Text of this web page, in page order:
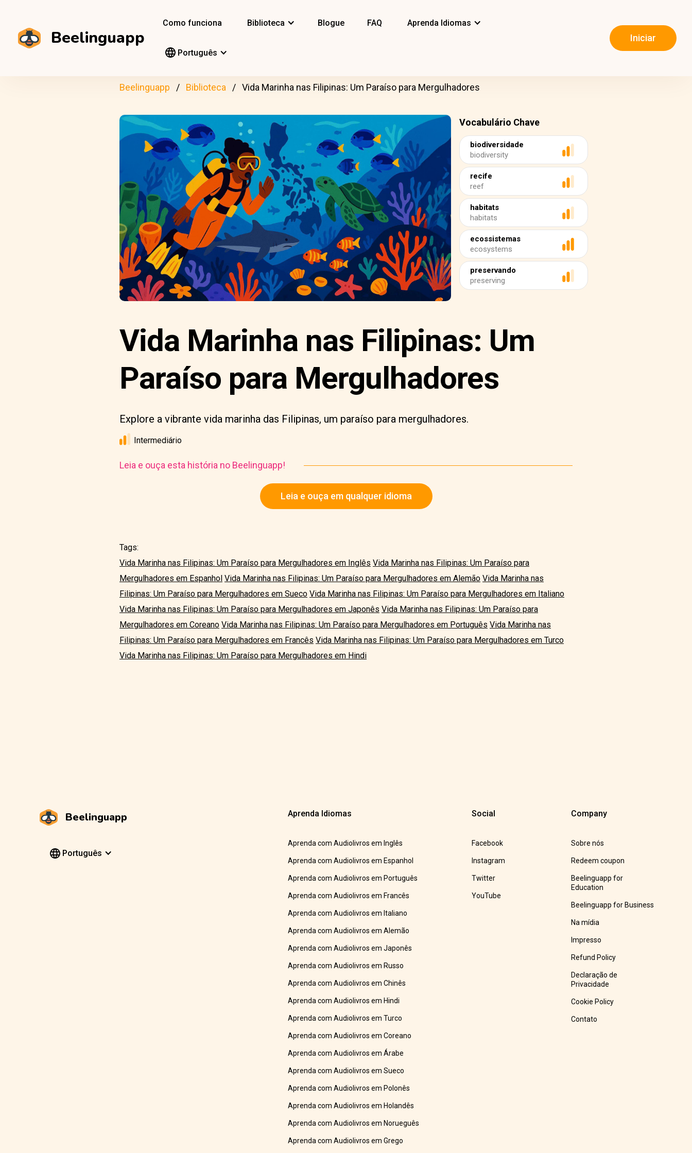
Beelinguapp
Como funciona Biblioteca Blogue FAQ Aprenda Idiomas
Português
Iniciar
Beelinguapp Biblioteca Vida Marinha nas Filipinas: Um Paraíso para Mergulhadores
Vocabulário Chave
biodiversidade
biodiversity
recife
reef
habitats
habitats
ecossistemas
ecosystems
preservando
preserving
Vida Marinha nas Filipinas: Um
Paraíso para Mergulhadores
Explore a vibrante vida marinha das Filipinas, um paraíso para mergulhadores.
Intermediário
Leia e ouça esta história no Beelinguapp!
Leia e ouça em qualquer idioma
Tags:
Vida Marinha nas Filipinas: Um Paraíso para Mergulhadores em Inglês Vida Marinha nas Filipinas: Um Paraíso para
Mergulhadores em Espanhol Vida Marinha nas Filipinas: Um Paraíso para Mergulhadores em Alemão Vida Marinha nas
Filipinas: Um Paraíso para Mergulhadores em Sueco Vida Marinha nas Filipinas: Um Paraíso para Mergulhadores em Italiano
Vida Marinha nas Filipinas: Um Paraíso para Mergulhadores em Japonês Vida Marinha nas Filipinas: Um Paraíso para
Mergulhadores em Coreano Vida Marinha nas Filipinas: Um Paraíso para Mergulhadores em Português Vida Marinha nas
Filipinas: Um Paraíso para Mergulhadores em Francês Vida Marinha nas Filipinas: Um Paraíso para Mergulhadores em Turco
Vida Marinha nas Filipinas: Um Paraíso para Mergulhadores em Hindi
Beelinguapp
Português
Aprenda Idiomas
Aprenda com Audiolivros em Inglês
Aprenda com Audiolivros em Espanhol
Aprenda com Audiolivros em Português
Aprenda com Audiolivros em Francês
Aprenda com Audiolivros em Italiano
Aprenda com Audiolivros em Alemão
Aprenda com Audiolivros em Japonês
Aprenda com Audiolivros em Russo
Aprenda com Audiolivros em Chinês
Aprenda com Audiolivros em Hindi
Aprenda com Audiolivros em Turco
Aprenda com Audiolivros em Coreano
Aprenda com Audiolivros em Árabe
Aprenda com Audiolivros em Sueco
Aprenda com Audiolivros em Polonês
Aprenda com Audiolivros em Holandês
Aprenda com Audiolivros em Norueguês
Aprenda com Audiolivros em Grego
Social
Facebook
Instagram
Twitter
YouTube
Company
Sobre nós
Redeem coupon
Beelinguapp for
Education
Beelinguapp for Business
Na mídia
Impresso
Refund Policy
Declaração de
Privacidade
Cookie Policy
Contato